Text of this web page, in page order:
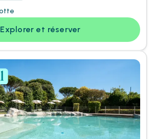
Explorer et réserver